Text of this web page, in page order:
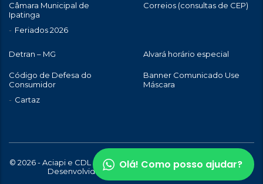
Câmara Municipal de
Ipatinga
Feriados 2026
Correios (consultas de CEP)
Detran – MG Alvará horário especial
Código de Defesa do
Consumidor
Cartaz
Banner Comunicado Use
Máscara
© 2026 - Aciapi e CDL de Ipatinga | Todos os direitos reservados |
Desenvolvido com
WebStory.com.br
Olá! Como posso ajudar?